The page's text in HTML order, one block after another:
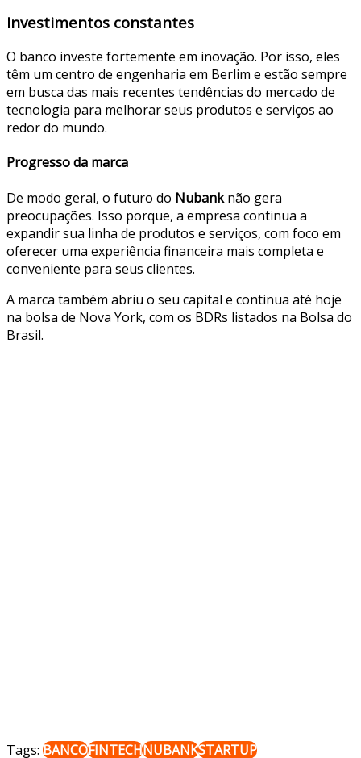
Investimentos constantes
O banco investe fortemente em inovação. Por isso, eles
têm um centro de engenharia em Berlim e estão sempre
em busca das mais recentes tendências do mercado de
tecnologia para melhorar seus produtos e serviços ao
redor do mundo.
Progresso da marca
De modo geral, o futuro do Nubanknão gera
preocupações. Isso porque, a empresa continua a
expandir sua linha de produtos e serviços, com foco em
oferecer uma experiência financeira mais completa e
conveniente para seus clientes.
A marca também abriu o seu capital e continua até hoje
na bolsa de Nova York, com os BDRs listados na Bolsa do
Brasil.
Tags: BANCOFINTECHNUBANKSTARTUP